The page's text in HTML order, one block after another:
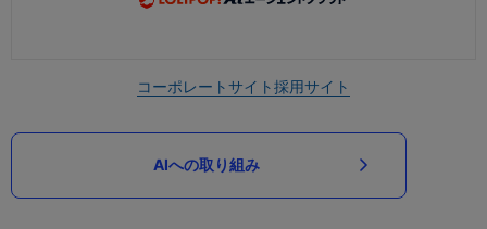
コーポレートサイト採用サイト
AIへの取り組み